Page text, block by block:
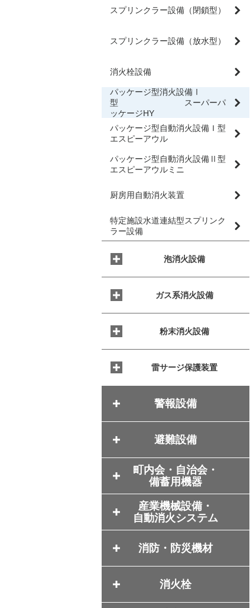
スプリンクラー設備（閉鎖型）
スプリンクラー設備（放水型）
消火栓設備
パッケージ型消火設備Ⅰ
型 スーパーパ
ッケージHY
パッケージ型自動消火設備Ｉ型
エスピーアウル
パッケージ型自動消火設備Ⅱ型
エスピーアウルミニ
厨房用自動消火装置
特定施設水道連結型スプリンク
ラー設備
泡消火設備
ガス系消火設備
粉末消火設備
雷サージ保護装置
警報設備
避難設備
町内会・自治会・
備蓄用機器
産業機械設備・
自動消火システム
消防・防災機材
消火栓